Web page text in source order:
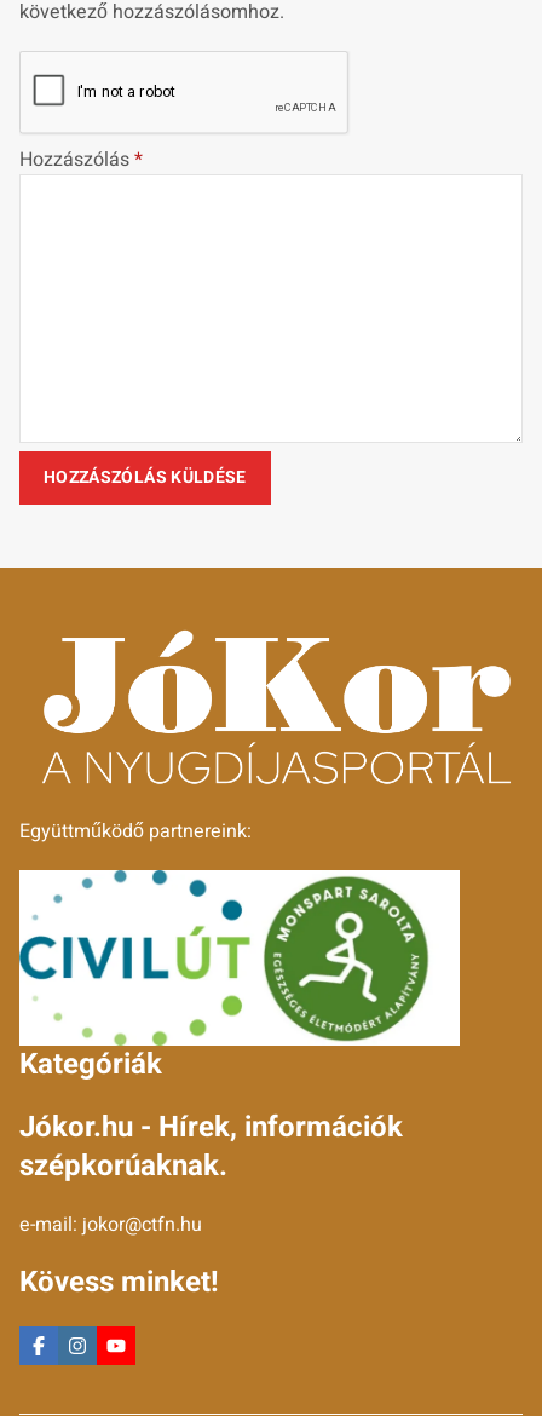
következő hozzászólásomhoz.
Hozzászólás*
Együttműködő partnereink:
Kategóriák
Jókor.hu - Hírek, információk
szépkorúaknak.
e-mail: jokor@ctfn.hu
Kövess minket!